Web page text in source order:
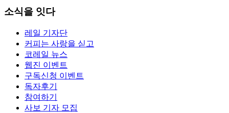
소식을 잇다
레일 기자단
커피는 사랑을 싣고
코레일 뉴스
웹진 이벤트
구독신청 이벤트
독자후기
참여하기
사보 기자 모집